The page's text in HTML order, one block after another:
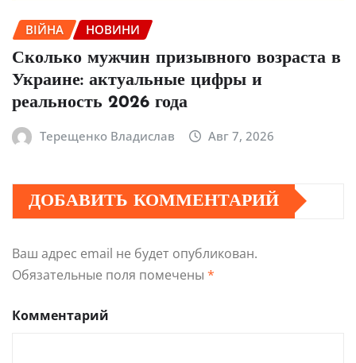
ВІЙНА НОВИНИ
Сколько мужчин призывного возраста в
Украине: актуальные цифры и
реальность 2026 года
Терещенко Владислав Авг 7, 2026
ДОБАВИТЬ КОММЕНТАРИЙ
Ваш адрес email не будет опубликован.
Обязательные поля помечены *
Комментарий